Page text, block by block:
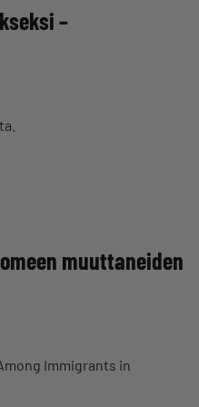
–
muuttaneiden
Immigrants in